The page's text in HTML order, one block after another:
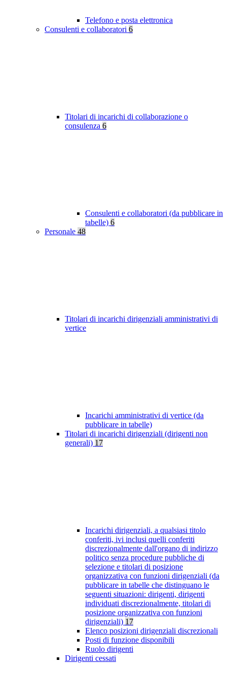
Telefono e posta elettronica
Consulenti e collaboratori 6
Titolari di incarichi di collaborazione o
consulenza 6
Consulenti e collaboratori (da pubblicare in
tabelle) 6
Personale 48
Titolari di incarichi dirigenziali amministrativi di
vertice
Incarichi amministrativi di vertice (da
pubblicare in tabelle)
Titolari di incarichi dirigenziali (dirigenti non
generali) 17
Incarichi dirigenziali, a qualsiasi titolo
conferiti, ivi inclusi quelli conferiti
discrezionalmente dall'organo di indirizzo
politico senza procedure pubbliche di
selezione e titolari di posizione
organizzativa con funzioni dirigenziali (da
pubblicare in tabelle che distinguano le
seguenti situazioni: dirigenti, dirigenti
individuati discrezionalmente, titolari di
posizione organizzativa con funzioni
dirigenziali) 17
Elenco posizioni dirigenziali discrezionali
Posti di funzione disponibili
Ruolo dirigenti
Dirigenti cessati